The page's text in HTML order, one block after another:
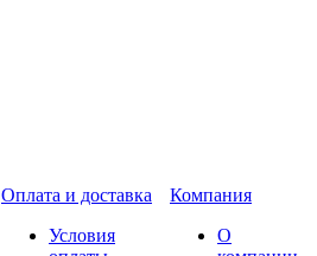
Оплата и доставка
Условия
Компания
О